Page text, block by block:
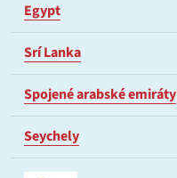
Egypt
Srí Lanka
Spojené arabské emiráty
Seychely